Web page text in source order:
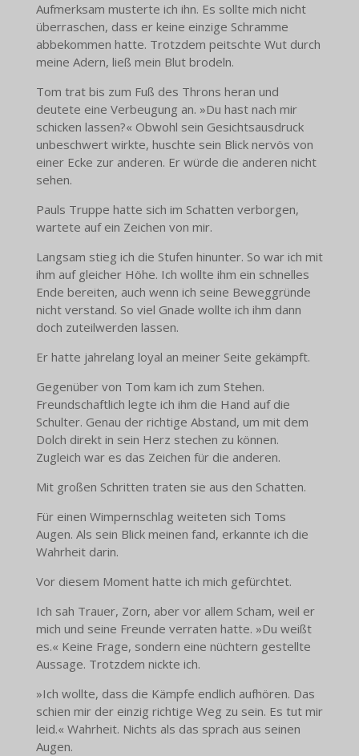
Aufmerksam musterte ich ihn. Es sollte mich nicht
überraschen, dass er keine einzige Schramme
abbekommen hatte. Trotzdem peitschte Wut durch
meine Adern, ließ mein Blut brodeln.
Tom trat bis zum Fuß des Throns heran und
deutete eine Verbeugung an. »Du hast nach mir
schicken lassen?« Obwohl sein Gesichtsausdruck
unbeschwert wirkte, huschte sein Blick nervös von
einer Ecke zur anderen. Er würde die anderen nicht
sehen.
Pauls Truppe hatte sich im Schatten verborgen,
wartete auf ein Zeichen von mir.
Langsam stieg ich die Stufen hinunter. So war ich mit
ihm auf gleicher Höhe. Ich wollte ihm ein schnelles
Ende bereiten, auch wenn ich seine Beweggründe
nicht verstand. So viel Gnade wollte ich ihm dann
doch zuteilwerden lassen.
Er hatte jahrelang loyal an meiner Seite gekämpft.
Gegenüber von Tom kam ich zum Stehen.
Freundschaftlich legte ich ihm die Hand auf die
Schulter. Genau der richtige Abstand, um mit dem
Dolch direkt in sein Herz stechen zu können.
Zugleich war es das Zeichen für die anderen.
Mit großen Schritten traten sie aus den Schatten.
Für einen Wimpernschlag weiteten sich Toms
Augen. Als sein Blick meinen fand, erkannte ich die
Wahrheit darin.
Vor diesem Moment hatte ich mich gefürchtet.
Ich sah Trauer, Zorn, aber vor allem Scham, weil er
mich und seine Freunde verraten hatte. »Du weißt
es.« Keine Frage, sondern eine nüchtern gestellte
Aussage. Trotzdem nickte ich.
»Ich wollte, dass die Kämpfe endlich aufhören. Das
schien mir der einzig richtige Weg zu sein. Es tut mir
leid.« Wahrheit. Nichts als das sprach aus seinen
Augen.